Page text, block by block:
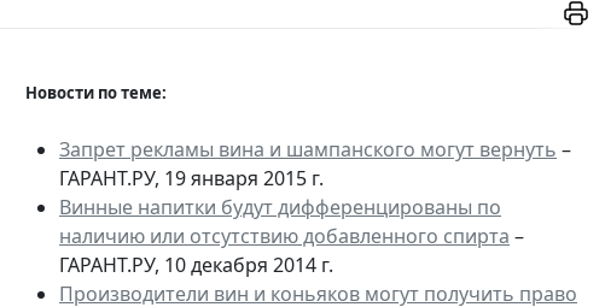
Новости по теме:
Запрет рекламы вина и шампанского могут вернуть –
ГАРАНТ.РУ, 19 января 2015 г.
Винные напитки будут дифференцированы по
наличию или отсутствию добавленного спирта –
ГАРАНТ.РУ, 10 декабря 2014 г.
Производители вин и коньяков могут получить право